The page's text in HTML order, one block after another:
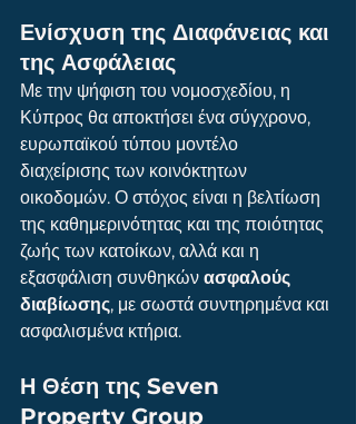
Ενίσχυση της Διαφάνειας και
της Ασφάλειας
Με την ψήφιση του νομοσχεδίου, η
Κύπρος θα αποκτήσει ένα σύγχρονο,
ευρωπαϊκού τύπου μοντέλο
διαχείρισης των κοινόκτητων
οικοδομών. Ο στόχος είναι η βελτίωση
της καθημερινότητας και της ποιότητας
ζωής των κατοίκων, αλλά και η
εξασφάλιση συνθηκών ασφαλούς
διαβίωσης, με σωστά συντηρημένα και
ασφαλισμένα κτήρια.
Η Θέση της Seven
Property Group